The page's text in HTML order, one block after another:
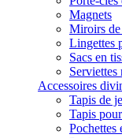
Magnets
Miroirs
Lingettes
Sacs en
Accessoires
Tapis de
Tapis
Pochettes